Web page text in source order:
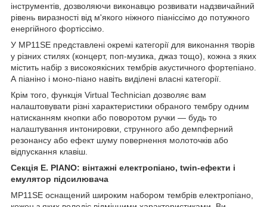
інструментів, дозволяючи виконавцю розвивати надзвичайний
рівень виразності від м'якого ніжного піаніссімо до потужного
енергійного фортіссімо.
У МР11ЅЕ представлені окремі категорії для виконання творів
у різних стилях (концерт, поп-музика, джаз тощо), кожна з яких
містить набір з високоякісних тембрів акустичного фортепіано.
А піаніно і моно-піано навіть виділені власні категорії.
Крім того, функція Virtual Technician дозволяє вам
налаштовувати різні характеристики обраного тембру одним
натисканням кнопки або поворотом ручки — будь то
налаштування интонировки, струнного або демпферний
резонансу або ефект шуму повернення молоточків або
відпускання клавіш.
Секція E. PIANO: вінтажні електропіано, twin-ефекти і
емулятор підсилювача
МР11ЅЕ оснащений широким набором тембрів електропіано,